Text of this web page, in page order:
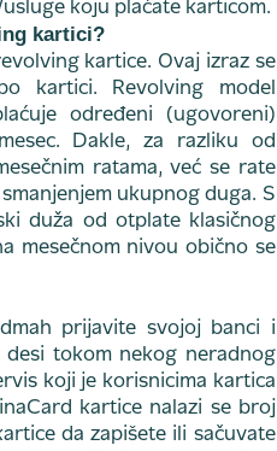
koju plaćate karticom.
kartici?
kartice. Ovaj izraz se
kartici. Revolving model
određeni (ugovoreni)
Dakle, za razliku od
ratama, već se rate
ukupnog duga. S
duža od otplate klasičnog
mesečnom nivou obično se
prijavite svojoj banci i
tokom nekog neradnog
koji je korisnicima kartica
kartice nalazi se broj
da zapišete ili sačuvate